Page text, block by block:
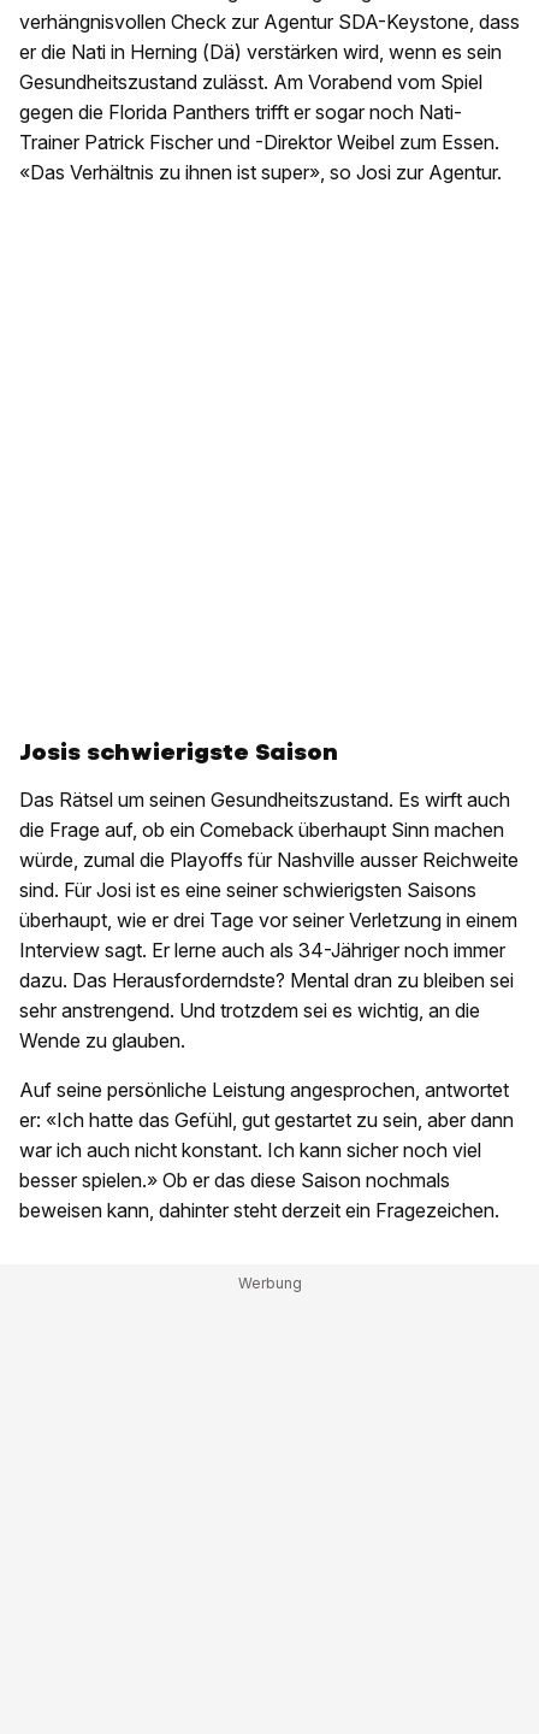
verhängnisvollen Check zur Agentur SDA-Keystone, dass
er die Nati in Herning (Dä) verstärken wird, wenn es sein
Gesundheitszustand zulässt. Am Vorabend vom Spiel
gegen die Florida Panthers trifft er sogar noch Nati-
Trainer Patrick Fischer und -Direktor Weibel zum Essen.
«Das Verhältnis zu ihnen ist super», so Josi zur Agentur.
Josis schwierigste Saison
Das Rätsel um seinen Gesundheitszustand. Es wirft auch
die Frage auf, ob ein Comeback überhaupt Sinn machen
würde, zumal die Playoffs für Nashville ausser Reichweite
sind. Für Josi ist es eine seiner schwierigsten Saisons
überhaupt, wie er drei Tage vor seiner Verletzung in einem
Interview sagt. Er lerne auch als 34-Jähriger noch immer
dazu. Das Herausforderndste? Mental dran zu bleiben sei
sehr anstrengend. Und trotzdem sei es wichtig, an die
Wende zu glauben.
Auf seine persönliche Leistung angesprochen, antwortet
er: «Ich hatte das Gefühl, gut gestartet zu sein, aber dann
war ich auch nicht konstant. Ich kann sicher noch viel
besser spielen.» Ob er das diese Saison nochmals
beweisen kann, dahinter steht derzeit ein Fragezeichen.